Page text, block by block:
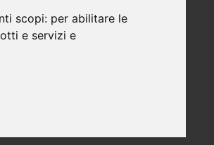
scopi: per abilitare le
e servizi e